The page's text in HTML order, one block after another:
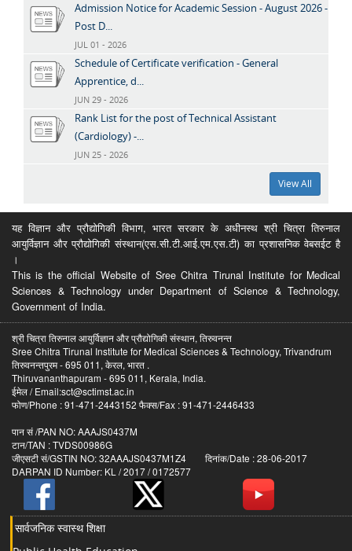
Admission Notice for Academic Session - August 2026 -
Post D...
JUL 01 - 2026
Schedule of Certificate verification - General
Apprentice, d...
JUN 29 - 2026
Rank List for the post of Technical Assistant
(Cardiology) -...
JUN 25 - 2026
View All
यह विज्ञान और प्रौद्योगिकी विभाग, भारत सरकार के अधीनस्थ श्री चित्रा तिरुनाल
आयुर्विज्ञान और प्रौद्योगिकी संस्थान(एस.सी.टी.आई.एम.एस.टी) का प्रशासनिक वेबसईट है
।
This is the official Website of Sree Chitra Tirunal Institute for Medical
Sciences & Technology under Department of Science & Technology,
Government of India.
श्री चित्रा तिरुनाल आयुर्विज्ञान और प्रौद्योगिकी संस्थान, तिरुवनन्त
Sree Chitra Tirunal Institute for Medical Sciences & Technology, Trivandrum
तिरुवनन्तपुरम - 695 011, केरल, भारत .
Thiruvananthapuram - 695 011, Kerala, India.
ईमेल / Email:sct@sctimst.ac.in
फोण/Phone : 91-471-2443152 फैक्स/Fax : 91-471-2446433
पान सं /PAN NO: AAAJS0437M
टान/TAN : TVDS00986G
जीएसटी सं/GSTIN NO: 32AAAJS0437M1Z4 दिनांक/Date : 28-06-2017
DARPAN ID Number: KL / 2017 / 0172577
सार्वजनिक स्वास्थ शिक्षा